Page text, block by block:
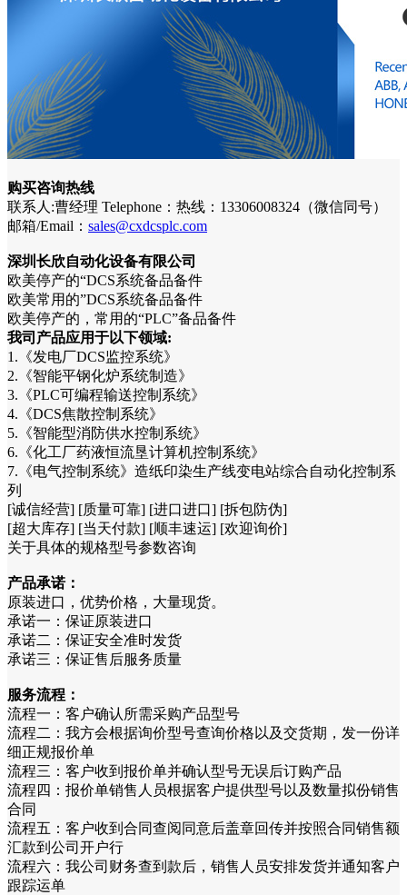
购买咨询热线
联系人:曹经理 Telephone：热线：13306008324（微信同号）
邮箱/Email： sales@cxdcsplc.com
深圳长欣自动化设备有限公司
欧美停产的“DCS系统备品备件
欧美常用的”DCS系统备品备件
欧美停产的，常用的“PLC”备品备件
我司产品应用于以下领域:
1.《发电厂DCS监控系统》
2.《智能平钢化炉系统制造》
3.《PLC可编程输送控制系统》
4.《DCS焦散控制系统》
5.《智能型消防供水控制系统》
6.《化工厂药液恒流垦计算机控制系统》
7.《电气控制系统》造纸印染生产线变电站综合自动化控制系
列
[诚信经营] [质量可靠] [进口进口] [拆包防伪]
[超大库存] [当天付款] [顺丰速运] [欢迎询价]
关于具体的规格型号参数咨询
产品承诺：
原装进口，优势价格，大量现货。
承诺一：保证原装进口
承诺二：保证安全准时发货
承诺三：保证售后服务质量
服务流程：
流程一：客户确认所需采购产品型号
流程二：我方会根据询价型号查询价格以及交货期，发一份详
细正规报价单
流程三：客户收到报价单并确认型号无误后订购产品
流程四：报价单销售人员根据客户提供型号以及数量拟份销售
合同
流程五：客户收到合同查阅同意后盖章回传并按照合同销售额
汇款到公司开户行
流程六：我公司财务查到款后，销售人员安排发货并通知客户
跟踪运单